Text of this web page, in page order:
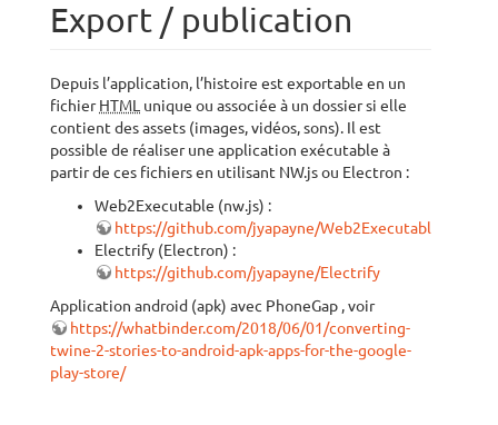
Export / publication
Depuis l’application, l’histoire est exportable en un
fichierHTML unique ou associée à un dossier si elle
contient des assets (images, vidéos, sons). Il est
possible de réaliser une application exécutable à
partir de ces fichiers en utilisant NW.js ou Electron :
Web2Executable (nw.js) :
https://github.com/jyapayne/Web2Executable
Electrify (Electron) :
https://github.com/jyapayne/Electrify
Application android (apk) avec PhoneGap , voir
https://whatbinder.com/2018/06/01/converting-
twine-2-stories-to-android-apk-apps-for-the-google-
play-store/